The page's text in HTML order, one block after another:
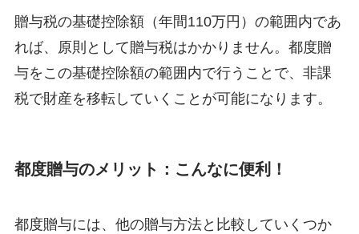
贈与税の基礎控除額（年間110万円）の範囲内であ
れば、原則として贈与税はかかりません。都度贈
与をこの基礎控除額の範囲内で行うことで、非課
税で財産を移転していくことが可能になります。
都度贈与のメリット：こんなに便利！
都度贈与には、他の贈与方法と比較していくつか